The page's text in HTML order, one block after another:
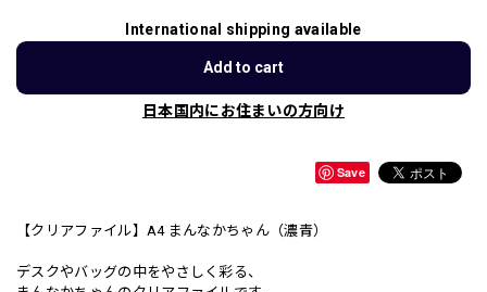
International shipping available
Add to cart
日本国内にお住まいの方向け
Save
【クリアファイル】A4 まんなかちゃん（濃青）
デスクやバッグの中をやさしく彩る、